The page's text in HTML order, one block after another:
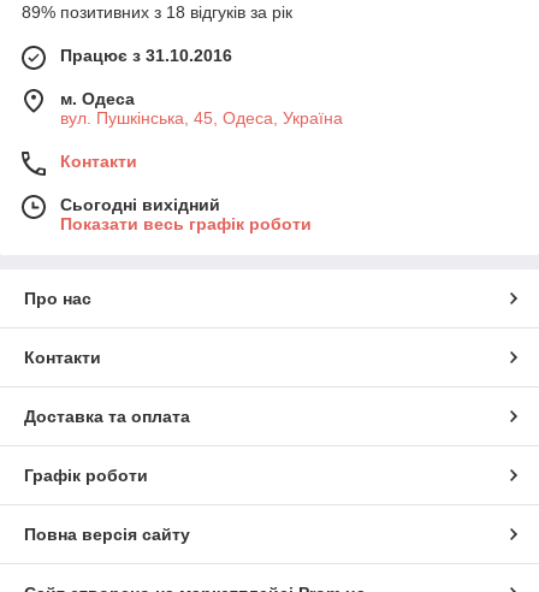
89% позитивних з 18 відгуків за рік
Працює з 31.10.2016
м. Одеса
вул. Пушкінська, 45, Одеса, Україна
Контакти
Сьогодні вихідний
Показати весь графік роботи
Про нас
Контакти
Доставка та оплата
Графік роботи
Повна версія сайту